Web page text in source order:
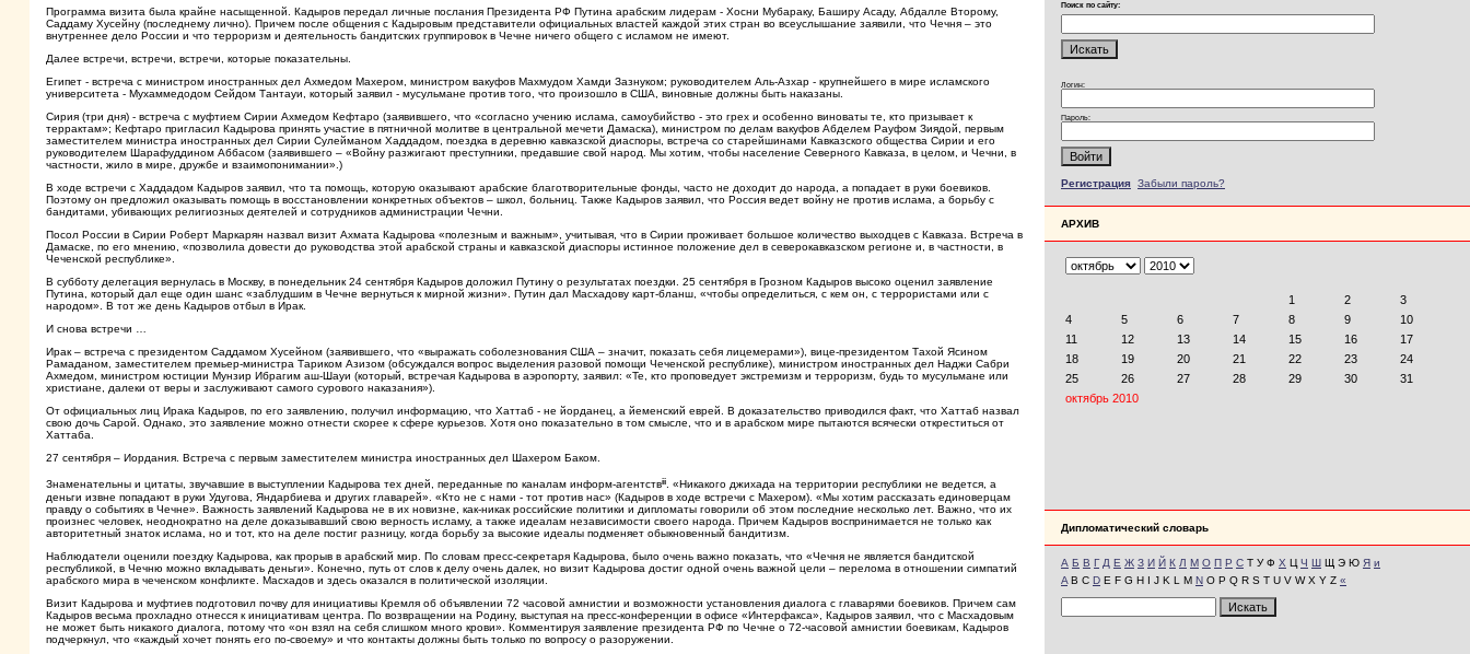
Программа визита была крайне насыщенной. Кадыров передал личные послания Президента РФ Путина арабским лидерам - Хосни Мубараку, Баширу Асаду, Абдалле Второму,
Саддаму Хусейну (последнему лично). Причем после общения с Кадыровым представители официальных властей каждой этих стран во всеуслышание заявили, что Чечня – это
внутреннее дело России и что терроризм и деятельность бандитских группировок в Чечне ничего общего с исламом не имеют.
Далее встречи, встречи, встречи, которые показательны.
Египет - встреча с министром иностранных дел Ахмедом Махером, министром вакуфов Махмудом Хамди Зазнуком; руководителем Аль-Азхар - крупнейшего в мире исламского
университета - Мухаммедодом Сейдом Тантауи, который заявил - мусульмане против того, что произошло в США, виновные должны быть наказаны.
Сирия (три дня) - встреча с муфтием Сирии Ахмедом Кефтаро (заявившего, что «согласно учению ислама, самоубийство - это грех и особенно виноваты те, кто призывает к
террактам»; Кефтаро пригласил Кадырова принять участие в пятничной молитве в центральной мечети Дамаска), министром по делам вакуфов Абделем Рауфом Зиядой, первым
заместителем министра иностранных дел Сирии Сулейманом Хаддадом, поездка в деревню кавказской диаспоры, встреча со старейшинами Кавказского общества Сирии и его
руководителем Шарафуддином Аббасом (заявившего – «Войну разжигают преступники, предавшие свой народ. Мы хотим, чтобы население Северного Кавказа, в целом, и Чечни, в
частности, жило в мире, дружбе и взаимопонимании».)
В ходе встречи с Хаддадом Кадыров заявил, что та помощь, которую оказывают арабские благотворительные фонды, часто не доходит до народа, а попадает в руки боевиков.
Поэтому он предложил оказывать помощь в восстановлении конкретных объектов – школ, больниц. Также Кадыров заявил, что Россия ведет войну не против ислама, а борьбу с
бандитами, убивающих религиозных деятелей и сотрудников администрации Чечни.
Посол России в Сирии Роберт Маркарян назвал визит Ахмата Кадырова «полезным и важным», учитывая, что в Сирии проживает большое количество выходцев с Кавказа. Встреча в
Дамаске, по его мнению, «позволила довести до руководства этой арабской страны и кавказской диаспоры истинное положение дел в северокавказском регионе и, в частности, в
Чеченской республике».
В субботу делегация вернулась в Москву, в понедельник 24 сентября Кадыров доложил Путину о результатах поездки. 25 сентября в Грозном Кадыров высоко оценил заявление
Путина, который дал еще один шанс «заблудшим в Чечне вернуться к мирной жизни». Путин дал Масхадову карт-бланш, «чтобы определиться, с кем он, с террористами или с
народом». В тот же день Кадыров отбыл в Ирак.
И снова встречи …
Ирак – встреча с президентом Саддамом Хусейном (заявившего, что «выражать соболезнования США – значит, показать себя лицемерами»), вице-президентом Тахой Ясином
Рамаданом, заместителем премьер-министра Тариком Азизом (обсуждался вопрос выделения разовой помощи Чеченской республике), министром иностранных дел Наджи Сабри
Ахмедом, министром юстиции Мунзир Ибрагим аш-Шауи (который, встречая Кадырова в аэропорту, заявил: «Те, кто проповедует экстремизм и терроризм, будь то мусульмане или
христиане, далеки от веры и заслуживают самого сурового наказания»).
От официальных лиц Ирака Кадыров, по его заявлению, получил информацию, что Хаттаб - не йорданец, а йеменский еврей. В доказательство приводился факт, что Хаттаб назвал
свою дочь Сарой. Однако, это заявление можно отнести скорее к сфере курьезов. Хотя оно показательно в том смысле, что и в арабском мире пытаются всячески откреститься от
Хаттаба.
27 сентября – Иордания. Встреча с первым заместителем министра иностранных дел Шахером Баком.
Знаменательны и цитаты, звучавшие в выступлении Кадырова тех дней, переданные по каналам информ-агентствii. «Никакого джихада на территории республики не ведется, а
деньги извне попадают в руки Удугова, Яндарбиева и других главарей». «Кто не с нами - тот против нас» (Кадыров в ходе встречи с Махером). «Мы хотим рассказать единоверцам
правду о событиях в Чечне». Важность заявлений Кадырова не в их новизне, как-никак российские политики и дипломаты говорили об этом последние несколько лет. Важно, что их
произнес человек, неоднократно на деле доказывавший свою верность исламу, а также идеалам независимости своего народа. Причем Кадыров воспринимается не только как
авторитетный знаток ислама, но и тот, кто на деле постиг разницу, когда борьбу за высокие идеалы подменяет обыкновенный бандитизм.
Наблюдатели оценили поездку Кадырова, как прорыв в арабский мир. По словам пресс-секретаря Кадырова, было очень важно показать, что «Чечня не является бандитской
республикой, в Чечню можно вкладывать деньги». Конечно, путь от слов к делу очень далек, но визит Кадырова достиг одной очень важной цели – перелома в отношении симпатий
арабского мира в чеченском конфликте. Масхадов и здесь оказался в политической изоляции.
Визит Кадырова и муфтиев подготовил почву для инициативы Кремля об объявлении 72 часовой амнистии и возможности установления диалога с главарями боевиков. Причем сам
Кадыров весьма прохладно отнесся к инициативам центра. По возвращении на Родину, выступая на пресс-конференции в офисе «Интерфакса», Кадыров заявил, что с Масхадовым
не может быть никакого диалога, потому что «он взял на себя слишком много крови». Комментируя заявление президента РФ по Чечне о 72-часовой амнистии боевикам, Кадыров
подчеркнул, что «каждый хочет понять его по-своему» и что контакты должны быть только по вопросу о разоружении.
Поиск по сайту:
Логин:
Пароль:
Регистрация Забыли пароль?
АРХИВ
Дипломатический словарь
А Б В Г Д Е Ж З И Й К Л М О П Р С Т У Ф Х Ц Ч Ш Щ Э Ю Я и
A B C D E F G H I J K L M N O P Q R S T U V W X Y Z «